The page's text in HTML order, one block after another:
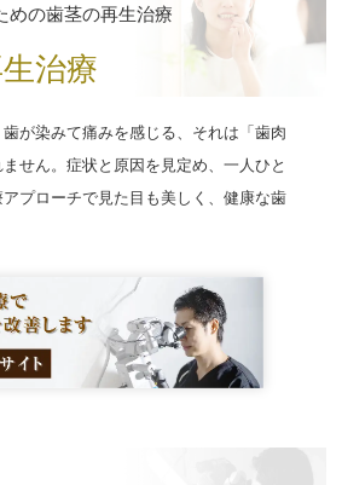
めの歯茎の再生治療
治療
が染みて痛みを感じる、それは「歯肉
せん。症状と原因を見定め、一人ひと
プローチで見た目も美しく、健康な歯